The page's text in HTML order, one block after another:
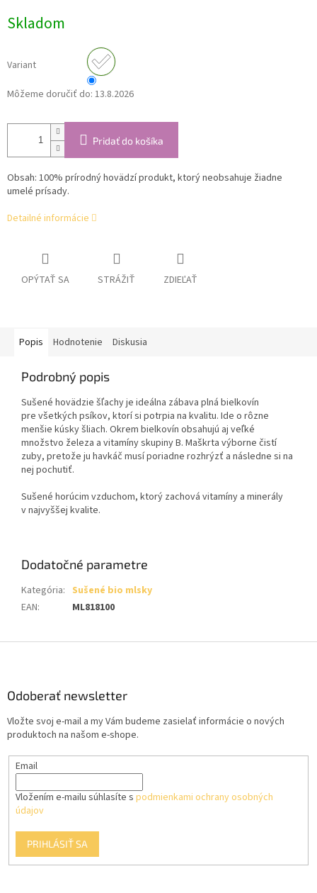
Skladom
Variant
Môžeme doručiť do: 13.8.2026
Pridať do košíka
Obsah: 100% prírodný hovädzí produkt, ktorý neobsahuje žiadne
umelé prísady.
Detailné informácie
OPÝTAŤ SA STRÁŽIŤ ZDIEĽAŤ
Popis Hodnotenie Diskusia
Podrobný popis
Sušené hovädzie šľachy je ideálna zábava plná bielkovín
pre všetkých psíkov, ktorí si potrpia na kvalitu. Ide o rôzne
menšie kúsky šliach. Okrem bielkovín obsahujú aj veľké
množstvo železa a vitamíny skupiny B. Maškrta výborne čistí
zuby, pretože ju havkáč musí poriadne rozhrýzť a následne si na
nej pochutiť.
Sušené horúcim vzduchom, ktorý zachová vitamíny a minerály
v najvyššej kvalite.
Dodatočné parametre
Kategória: Sušené bio mlsky
EAN: ML818100
Odoberať newsletter
Vložte svoj e-mail a my Vám budeme zasielať informácie o nových
produktoch na našom e-shope.
Email
Vložením e-mailu súhlasíte s podmienkami ochrany osobných
údajov
PRIHLÁSIŤ SA